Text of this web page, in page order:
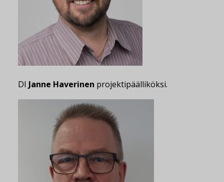
DI Janne Haverinen projektipäälliköksi.